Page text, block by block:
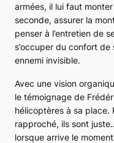
armées, il lui faut
seconde, assurer la
penser à l’entretien de
s’occuper du confort
ennemi invisible.
Avec une vision
le témoignage de
hélicoptères à sa place.
rapproché, ils sont
lorsque arrive le